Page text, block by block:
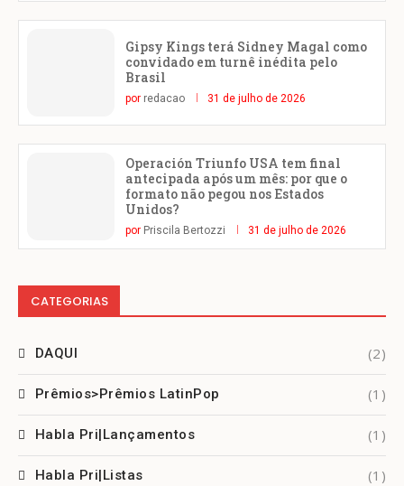
Gipsy Kings terá Sidney Magal como
convidado em turnê inédita pelo
Brasil
por redacao 31 de julho de 2026
Operación Triunfo USA tem final
antecipada após um mês: por que o
formato não pegou nos Estados
Unidos?
por Priscila Bertozzi 31 de julho de 2026
CATEGORIAS
DAQUI (2)
Prêmios>Prêmios LatinPop (1)
Habla Pri|Lançamentos (1)
Habla Pri|Listas (1)